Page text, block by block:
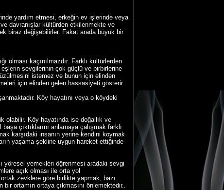
yardım etmesi, erkeğin ev işlerinde veya
davranışlar kültürden etkilenmekte ve
biraz değişebilirler. Fakat arada büyük bir
olması kaçınılmazdır. Farklı kültürlerden
eşlerin sevgilerinin çok güçlü ve birbirlerine
istemez ve bunun için elinden
için elinden gelen hassasiyeti gösterir.
Köy hayatını veya o köydeki
olabilir. Köy hayatında ise doğallık ve
çıktıklarını anlamaya çalışmak farklı
karşıdaki insanın yerine kendini koymak
yaşama şekline uygun hareket ettiğinde
yöresel yemekleri öğrenmesi aradaki sevgi
açık olması ile orta yol
zevklere göre birlikte yapmak, bazı
ortamın ortaya çıkmasını önlemektedir..